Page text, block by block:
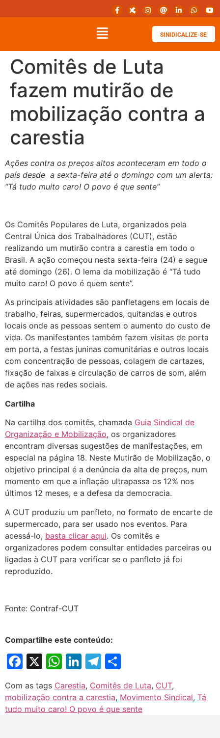
SINIDICALIZE-SE
Comitês de Luta
fazem mutirão de
mobilização contra a
carestia
Ações contra os preços altos aconteceram em todo o
país desde a sexta-feira até o domingo com um alerta:
“Tá tudo muito caro! O povo é que sente”
Os Comitês Populares de Luta, organizados pela
Central Única dos Trabalhadores (CUT), estão
realizando um mutirão contra a carestia em todo o
Brasil. A ação começou nesta sexta-feira (24) e segue
até domingo (26). O lema da mobilização é “Tá tudo
muito caro! O povo é quem sente”.
As principais atividades são panfletagens em locais de
trabalho, feiras, supermercados, quitandas e outros
locais onde as pessoas sentem o aumento do custo de
vida. Os manifestantes também fazem visitas de porta
em porta, a festas juninas comunitárias e outros locais
com concentração de pessoas, colagem de cartazes,
fixação de faixas e circulação de carros de som, além
de ações nas redes sociais.
Cartilha
Na cartilha dos comitês, chamada Guia Sindical de
Organização e Mobilização, os organizadores
encontram diversas sugestões de manifestações, em
especial na página 18. Neste Mutirão de Mobilização, o
objetivo principal é a denúncia da alta de preços, num
momento em que a inflação ultrapassa os 12% nos
últimos 12 meses, e a defesa da democracia.
A CUT produziu um panfleto, no formato de encarte de
supermercado, para ser usado nos eventos. Para
acessá-lo, basta clicar aqui. Os comitês e
organizadores podem consultar entidades parceiras ou
ligadas à CUT para verificar se o panfleto já foi
reproduzido.
Fonte: Contraf-CUT
Compartilhe este conteúdo:
Facebook
X WhatsApp
LinkedIn
Telegram
Com as tags Carestia, Comitês de Luta, CUT,
mobilização contra a carestia, Movimento Sindical, Tá
tudo muito caro! O povo é que sente